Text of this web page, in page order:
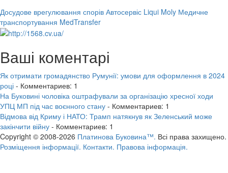
Досудове врегулювання спорів Автосервіс Liqui Moly Медичне
транспортування MedTransfer
Ваші коментарі
Як отримати громадянство Румунії: умови для оформлення в 2024
році - Комментариев: 1
На Буковині чоловіка оштрафували за організацію хресної ходи
УПЦ МП під час воєнного стану - Комментариев: 1
Відмова від Криму і НАТО: Трамп натякнув як Зеленський може
закінчити війну - Комментариев: 1
Copyright © 2008-2026 Платинова Буковина™. Всі права захищено.
Розміщення інформації. Контакти. Правова інформація.